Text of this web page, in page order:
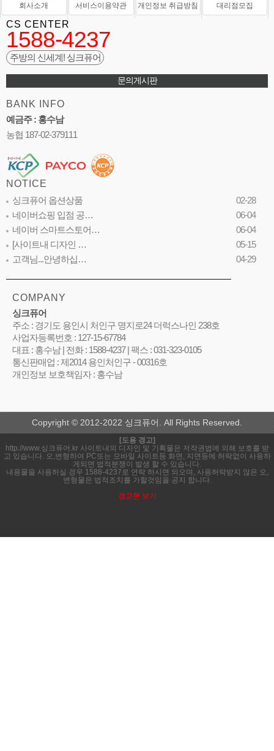
회사소개 서비스이용약관 개인정보 취급방침 대리점모집
CS CENTER
1588-4237
주방의 신세계! 싱크퓨어
문의게시판
BANK INFO
예금주 : 홍수남
농협 187-02-379111
NOTICE
싱크퓨어 옵션상품
02-28
네이버쇼핑 입점 공…
06-04
네이버 스마트스토어…
06-04
[사이트내 디자인 …
05-15
고객님...안녕하십…
04-29
COMPANY
싱크퓨어
주소 : 경기도 용인시 처인구 명지로24 더럭스나인 238호
사업자등록번호 : 127-15-67784
대표 : 홍수남 | 전화 : 1588-4237 | 팩스 : 031-323-0105
통신판매업 : 제2014 용인처인구 - 00316호
개인정보 보호책임자 : 홍수남
Copyright © 2012-2022 싱크퓨어. All Rights Reserved.
[도용 경고]
http://www.싱크퓨어.kr 사이트내의 디자인 및 기획물은 저작권법에 의해 보호를 받
고 있습니다. 오,변형하여 PC또는 모바일 사이트등 화면, 지면등에 허락없이 사용하
게되면 법적분쟁이 발생 할 수 있습니다.
내용물을 사용하실 경우 1588-4237로 연락 하시면 되오며, 사용허락받지 않은 오,
변형물은 법적조치를 가할것임을 공지 합니다.
경고문 보기